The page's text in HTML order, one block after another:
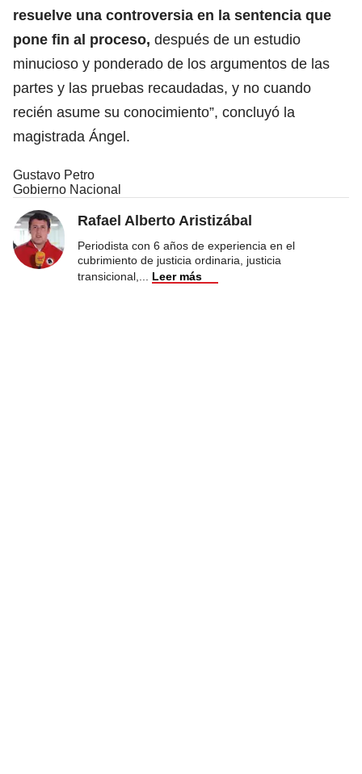
resuelve una controversia en la sentencia que
pone fin al proceso, después de un estudio
minucioso y ponderado de los argumentos de las
partes y las pruebas recaudadas, y no cuando
recién asume su conocimiento”, concluyó la
magistrada Ángel.
Gustavo Petro
Gobierno Nacional
Rafael Alberto Aristizábal
Periodista con 6 años de experiencia en el
cubrimiento de justicia ordinaria, justicia
transicional,
Leer más